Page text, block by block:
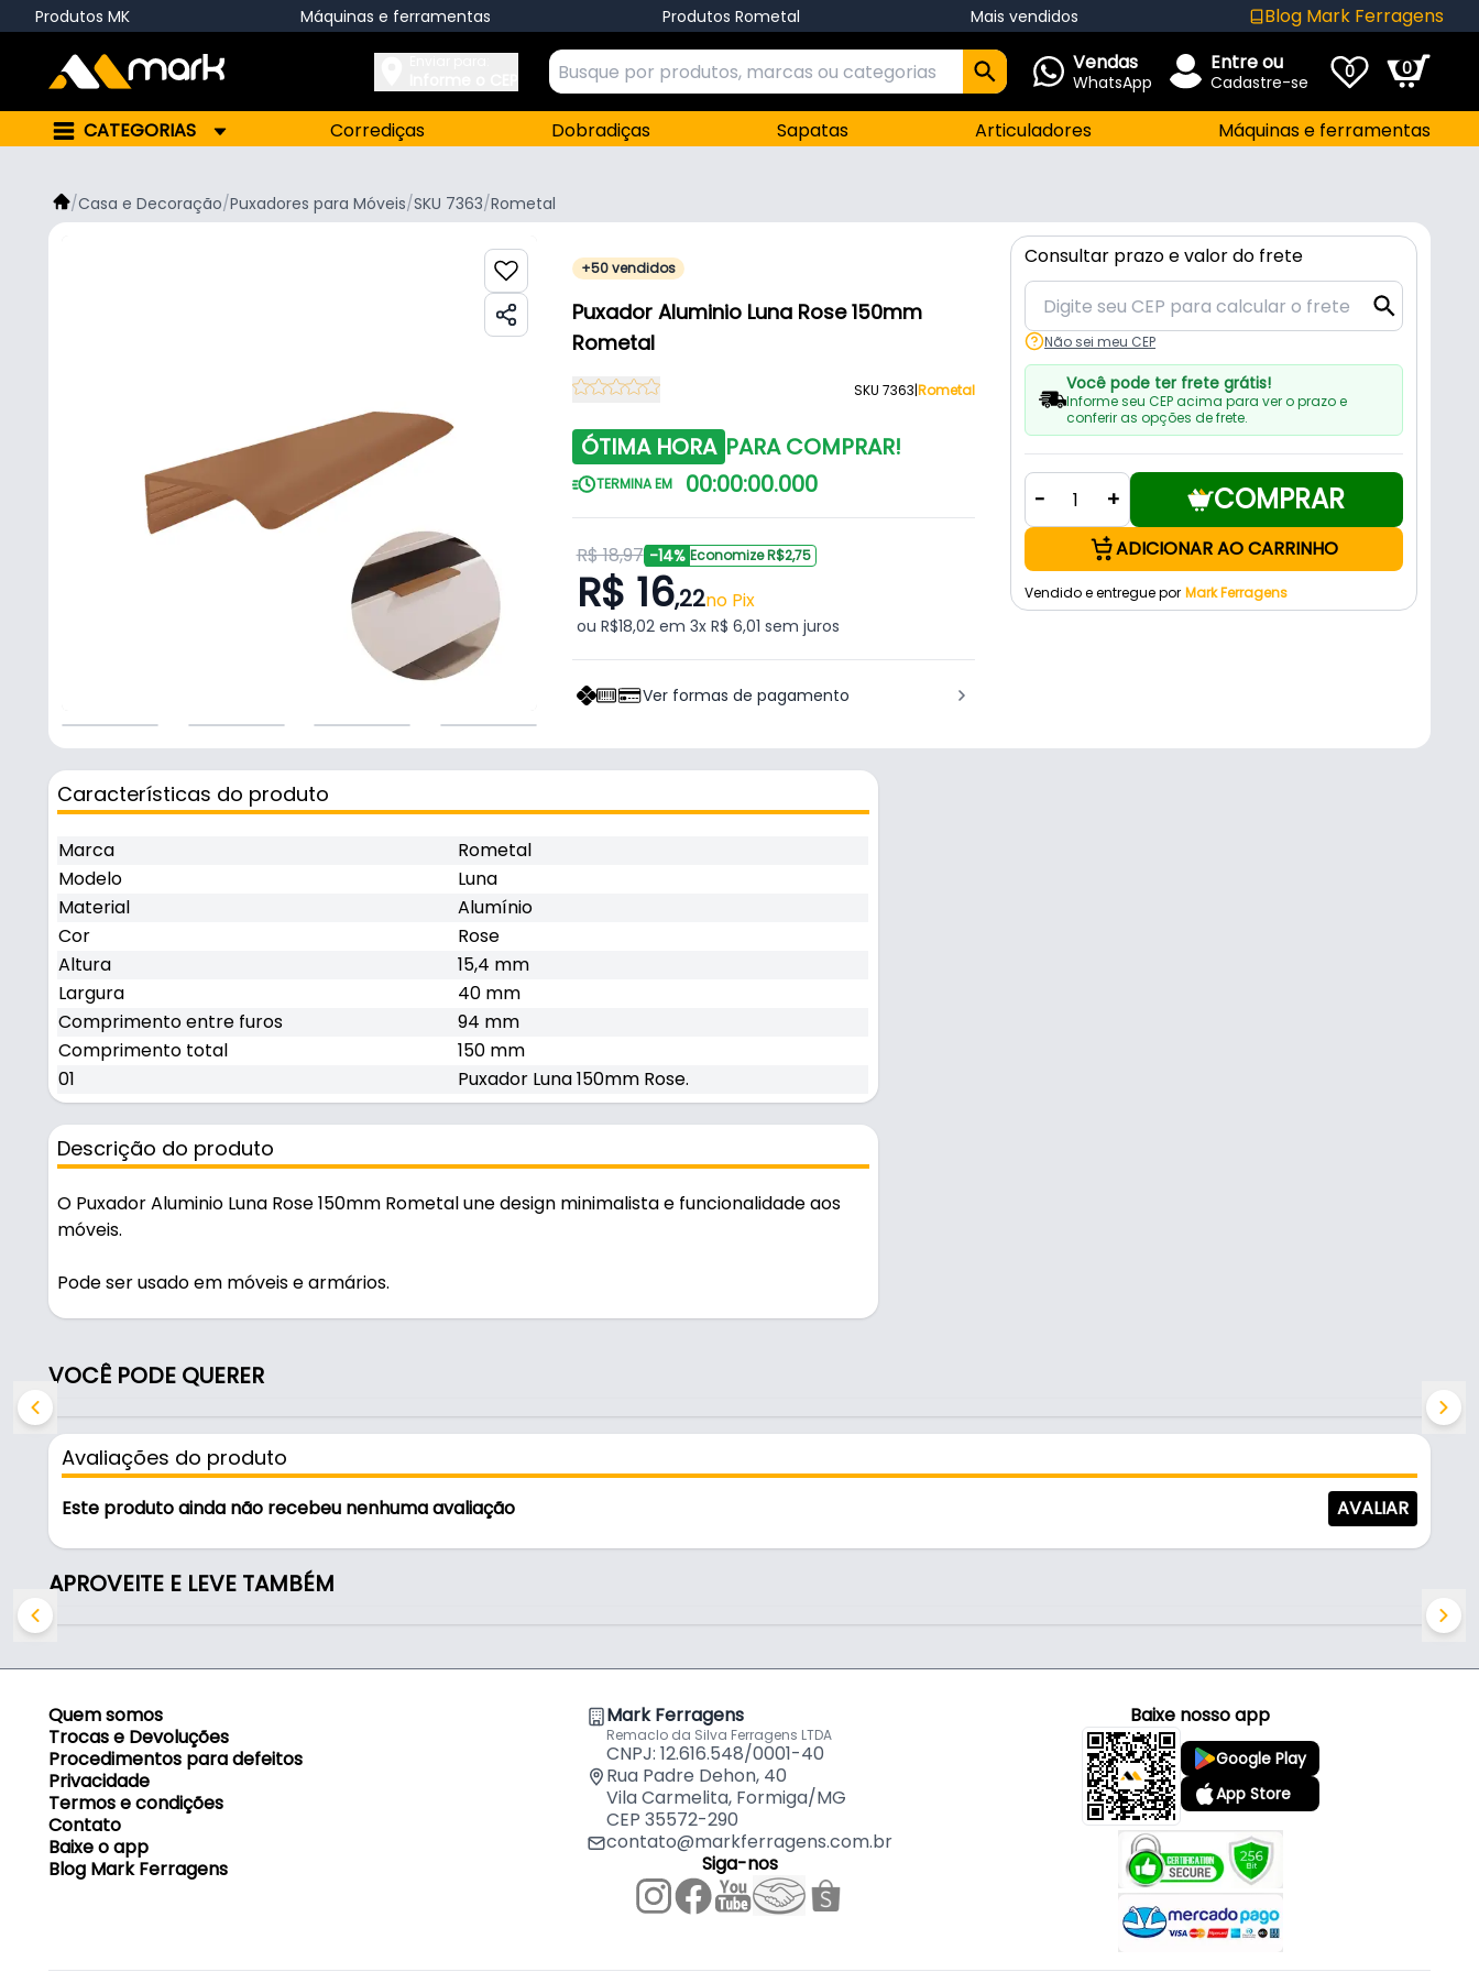
Produtos MK Máquinas e ferramentas Produtos Rometal Mais vendidos Blog Mark Ferragens
Vendas
WhatsApp
Entre ou
Cadastre-se 0 0
CATEGORIAS Corrediças Dobradiças Sapatas Articuladores Máquinas e ferramentas
/Casa e Decoração/Puxadores para Móveis/SKU 7363/Rometal
+50 vendidos
Puxador Aluminio Luna Rose 150mm
Rometal
SKU 7363|Rometal
ÓTIMA HORA PARA COMPRAR!
TERMINA EM 00:00:00.000
R$ 18,97 -14% Economize R$2,75
R$ 16,22no Pix
ou R$18,02 em 3x R$ 6,01 sem juros
Ver formas de pagamento
Consultar prazo e valor do frete
Não sei meu CEP
Você pode ter frete grátis!
Informe seu CEP acima para ver o prazo e
conferir as opções de frete.
- + COMPRAR
ADICIONAR AO CARRINHO
Vendido e entregue por Mark Ferragens
Características do produto
Marca
Rometal
Modelo
Luna
Material
Alumínio
Cor
Rose
Altura
15,4 mm
Largura
40 mm
Comprimento entre furos
94 mm
Comprimento total
150 mm
01
Puxador Luna 150mm Rose.
Descrição do produto
O Puxador Aluminio Luna Rose 150mm Rometal une design minimalista e funcionalidade aos
móveis.
Pode ser usado em móveis e armários.
Características:
- Modelo: Luna
- Material: Alumínio
- Cor: Rose
- Altura: 15,4 mm
- Largura: 40 mm
- Comprimento entre furos: 94 mm
- Comprimento total: 150 mm
VOCÊ PODE QUERER
Avaliações do produto
Este produto ainda não recebeu nenhuma avaliação AVALIAR
APROVEITE E LEVE TAMBÉM
Quem somos
Trocas e Devoluções
Procedimentos para defeitos
Privacidade
Termos e condições
Contato
Baixe o app
Blog Mark Ferragens
Mark Ferragens
Remaclo da Silva Ferragens LTDA
CNPJ: 12.616.548/0001-40
Rua Padre Dehon, 40
Vila Carmelita, Formiga/MG
CEP 35572-290
contato@markferragens.com.br
Siga-nos
Baixe nosso app
Google Play
App Store